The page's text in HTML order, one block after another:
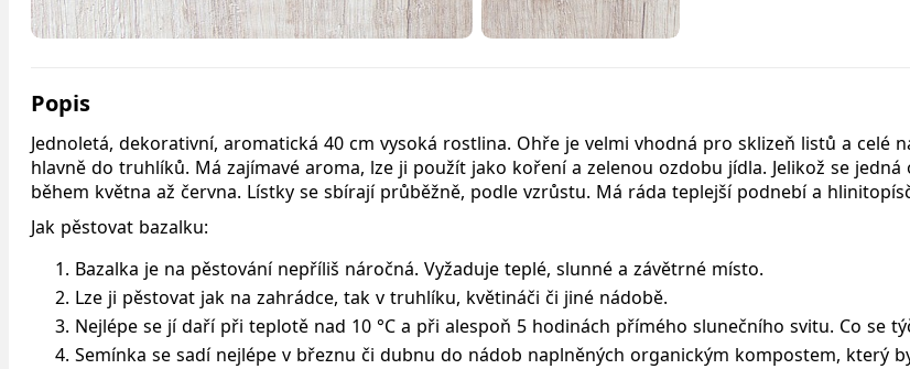
Popis
Jednoletá, dekorativní, aromatická 40 cm vysoká rostlina. Ohře je velmi vhodná pro sklizeň listů a celé
hlavně do truhlíků. Má zajímavé aroma, lze ji použít jako koření a zelenou ozdobu jídla. Jelikož se
během května až června. Lístky se sbírají průběžně, podle vzrůstu. Má ráda teplejší podnebí a
Jak pěstovat bazalku:
Bazalka je na pěstování nepříliš náročná. Vyžaduje teplé, slunné a závětrné místo.
Lze ji pěstovat jak na zahrádce, tak v truhlíku, květináči či jiné nádobě.
Nejlépe se jí daří při teplotě nad 10 °C a při alespoň 5 hodinách přímého slunečního svitu. Co se
Semínka se sadí nejlépe v březnu či dubnu do nádob naplněných organickým kompostem, který